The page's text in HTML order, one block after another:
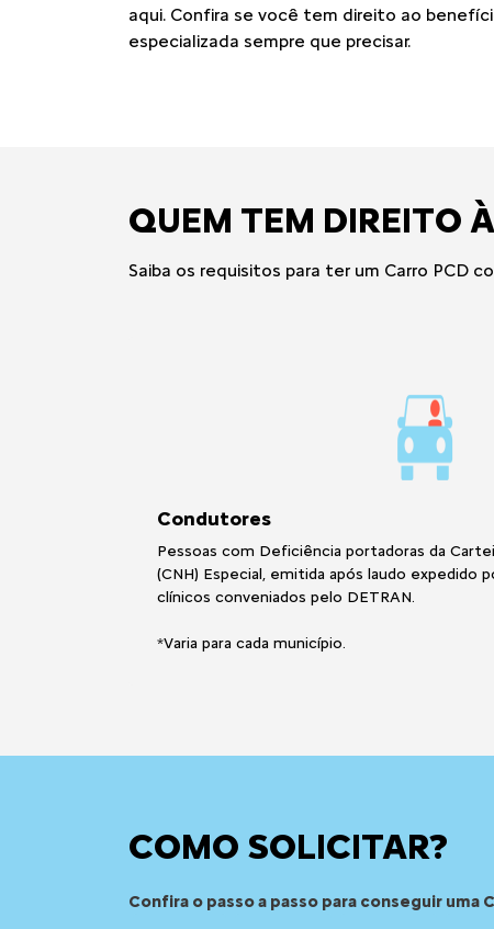
aqui. Confira se você tem direito ao
especializada sempre que precisar.
QUEM TEM DIREITO
Saiba os requisitos para ter um Carro PCD
Condutores
Pessoas com Deficiência portadoras da
(CNH) Especial, emitida após laudo expedido
clínicos conveniados pelo DETRAN.
*Varia para cada município.
COMO SOLICITAR?
Confira o passo a passo para conseguir uma